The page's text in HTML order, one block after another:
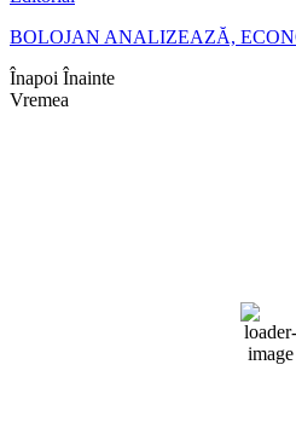
BOLOJAN ANALIZEAZĂ,
Înapoi Înainte
Vremea
49 %
1016 mb
4 mph
Rafală vânturi: